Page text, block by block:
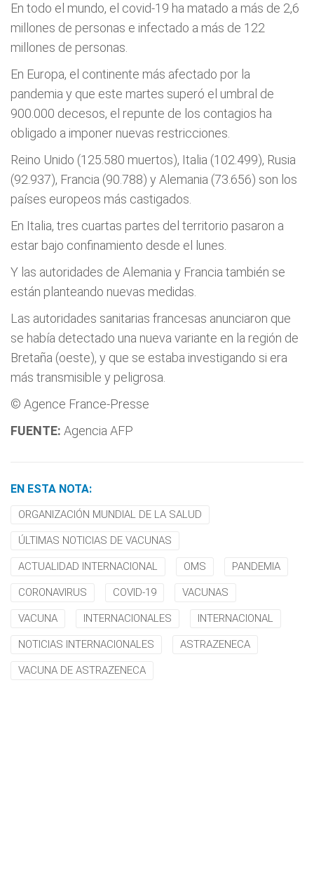
En todo el mundo, el covid-19 ha matado a más de 2,6
millones de personas e infectado a más de 122
millones de personas.
En Europa, el continente más afectado por la
pandemia y que este martes superó el umbral de
900.000 decesos, el repunte de los contagios ha
obligado a imponer nuevas restricciones.
Reino Unido (125.580 muertos), Italia (102.499), Rusia
(92.937), Francia (90.788) y Alemania (73.656) son los
países europeos más castigados.
En Italia, tres cuartas partes del territorio pasaron a
estar bajo confinamiento desde el lunes.
Y las autoridades de Alemania y Francia también se
están planteando nuevas medidas.
Las autoridades sanitarias francesas anunciaron que
se había detectado una nueva variante en la región de
Bretaña (oeste), y que se estaba investigando si era
más transmisible y peligrosa.
© Agence France-Presse
FUENTE: Agencia AFP
EN ESTA NOTA:
ORGANIZACIÓN MUNDIAL DE LA SALUD
ÚLTIMAS NOTICIAS DE VACUNAS
ACTUALIDAD INTERNACIONAL OMS PANDEMIA
CORONAVIRUS COVID-19 VACUNAS
VACUNA INTERNACIONALES INTERNACIONAL
NOTICIAS INTERNACIONALES ASTRAZENECA
VACUNA DE ASTRAZENECA